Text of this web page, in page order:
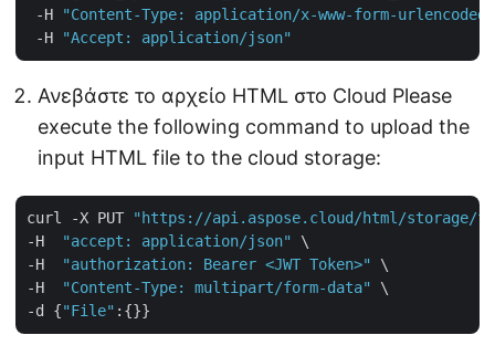
-H
"Content-Type: application/x-www-form-urlencoded"
-H
"Accept: application/json"
Ανεβάστε το αρχείο HTML στο Cloud Please
execute the following command to upload the
input HTML file to the cloud storage:
curl -X PUT
"https://api.aspose.cloud/html/storage/
-H
"accept: application/json"
\
-H
"authorization: Bearer <JWT Token>"
\
-H
"Content-Type: multipart/form-data"
\
-d {"File"